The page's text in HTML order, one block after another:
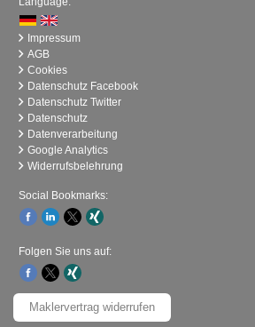
Impressum
AGB
Cookies
Datenschutz Facebook
Datenschutz Twitter
Datenschutz
Datenverarbeitung
Google Analytics
Widerrufsbelehrung
Social Bookmarks:
Folgen Sie uns auf:
Maklervertrag widerrufen